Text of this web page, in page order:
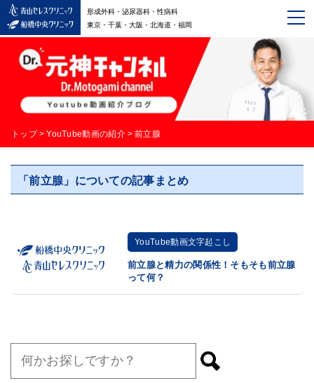
形成外科・泌尿器科・性病科
東京・千葉・大阪・北海道・福岡
トップ > YouTube動画の紹介 > 前立腺
「前立腺」についての記事まとめ
YouTube動画文字起こし
前立腺と精力の関係性！そもそも前立腺
って何？